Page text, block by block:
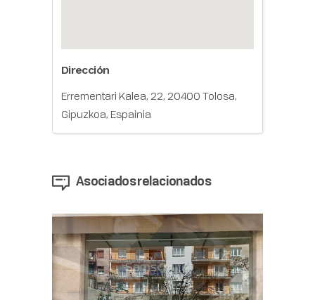
Dirección
Errementari Kalea, 22, 20400 Tolosa,
Gipuzkoa, Espainia
Asociados relacionados